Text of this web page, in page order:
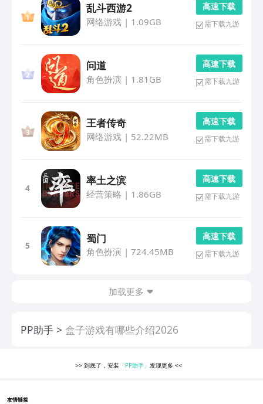
乱斗西游2
网络游戏| 1.09GB
高 速 下 载
需下载九游
问道
角色扮演 | 1.81GB
高 速 下 载
需下载九游
王者传奇
网络游戏| 52.22MB
高 速 下 载
需下载九游
4
率土之滨
经营策略 | 1.86GB
高 速 下 载
需下载九游
5
蜀门
角色扮演 | 724.45MB
高 速 下 载
需下载九游
加载更多
PP助手 盒子游戏有哪些介绍2026
>> 到底了，安装 「PP助手」发现更多<<
友情链接